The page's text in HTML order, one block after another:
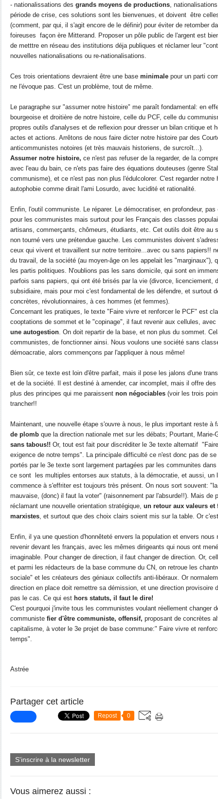
- nationalissations des grands moyens de productions,
période de crise, ces solutions sont les bienvenues, et doivent être
(comment, par qui, il s'agit encore de le définir) pour éviter de retomber
foireuses façon ère Mitterand. Proposer un pôle public de l'argent est
de metttre en réseau des institutions déja publiques et réclamer leur
nouvelles nationalisations ou re-nationalisations.
Ces trois orientations devraient être une base minimale pour un parti
ne l'évoque pas. C'est un problème, tout de même.
Le paragraphe sur "assumer notre histoire" me paraît fondamental: en
bourgeoise et droitière de notre histoire, celle du PCF, celle du
propres outils d'analyses et de reflexion pour dresser un bilan critique et
actes et actions. Arrêtons de nous faire dicter notre histoire par des
anticommunistes notoires (et très mauvais historiens, de surcroît...).
Assumer notre histoire, ce n'est pas refuser de la regarder, de la
avec l'eau du bain, ce n'ets pas faire des équations douteuses (genre
communisme), et ce n'est pas non plus l'édulcolorer. C'est regarder
autophobie comme dirait l'ami Losurdo, avec lucidité et rationalité.
Enfin, l'outil communiste. Le réparer. Le démocratiser, en profondeur,
pour les communistes mais surtout pour les Français des classes
artisans, commerçants, chômeurs, étudiants, etc. Cet outils doit être au
non tourné vers une prétendue gauche. Les communistes doivent
ceux qui vivent et travaillent sur notre territoire...avec ou sans papiers!!
du travail, de la société (au moyen-âge on les appelait les "marginaux"),
les partis politiques. N'oublions pas les sans domicile, qui sont en
parfois sans papiers, qui ont été brisés par la vie (divorce, licenciement,
subsidiaire, mais pour moi c'est fondamental de les défendre, et surtout
concrètes, révolutionnaires, à ces hommes (et femmes).
Concernant les pratiques, le texte "Faire vivre et renforcer le PCF" est
cooptations de sommet et le "copinage", il faut revenir aux cellules,
une autogestion. On doit repartir de la base, et non plus du sommet.
communistes, de fonctionner ainsi. Nous voulons une société sans
démoacratie, alors commençons par l'appliquer à nous même!
Bien sûr, ce texte est loin d'être parfait, mais il pose les jalons d'une
et de la société. Il est destiné à amender, car incomplet, mais il offre
plus des principes qui me paraissent non négociables (voir les trois
trancher!!
Maintenant, une nouvelle étape s'ouvre à nous, le plus important reste à
de plomb que la direction nationale met sur les débats; Pourtant, Marie-
sans tabous!! Or, tout est fait pour discréditer le 3e texte alternatif
exigence de notre temps". La principale difficulté ce n'est donc pas de
portés par le 3e texte sont largement partagées par les communites
ce sont les multiples entorses aux statuts, à la démocratie, et aussi, un
commence à s'effriter est toujours très présent. On nous sort souvent:
mauvaise, (donc) il faut la voter" (raisonnement par l'absurde!!). Mais de
réclamant une nouvelle orientation stratégique, un retour aux valeurs
marxistes, et surtout que des choix clairs soient mis sur la table. Or
Enfin, il ya une question d'honnêteté envers la population et envers
revenir devant les français, avec les mêmes dirigeants qui nous ont
imaginable. Pour changer de direction, il faut changer de direction. Or,
et parmi les rédacteurs de la base commune du CN, on retroue les
sociale" et les créateurs des géniaux collectifs anti-libéraux. Or
direction en place doit remettre sa démission, et une direction provisoire
pas le cas. Ce qui est hors statuts, il faut le dire!
C'est pourquoi j'invite tous les communistes voulant réellement changer
communiste fier d'être communiste, offensif, proposant de concrètes
capitalisme, à voter le 3e projet de base commune:" Faire vivre et
temps".
Astrée
Partager cet article
Repost 0
S'inscrire à la newsletter
Vous aimerez aussi :